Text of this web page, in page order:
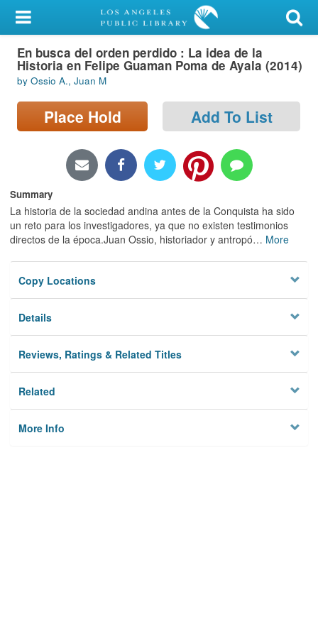
My Account
Library Card
Sign In
Search
Locations/Hours (external
Privacy
En busca del orden perdido : La idea de la
Historia en Felipe Guaman Poma de Ayala (2014)
by Ossio A., Juan M
Place Hold Add To List
Summary
La historia de la sociedad andina antes de la Conquista ha sido
un reto para los investigadores, ya que no existen testimonios
directos de la época.Juan Ossio, historiador y antropó… More
Copy Locations
Details
Reviews, Ratings & Related Titles
Related
More Info